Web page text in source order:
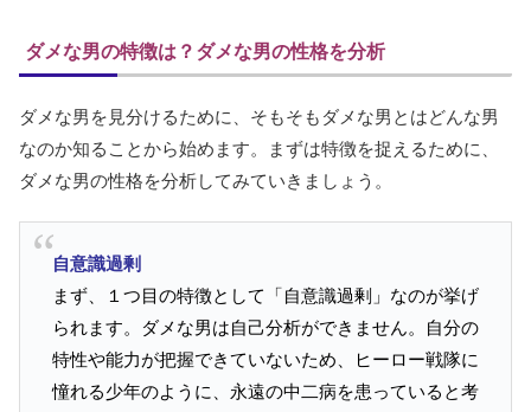
ダメな男の特徴は？ダメな男の性格を分析
ダメな男を見分けるために、そもそもダメな男とはどんな男
なのか知ることから始めます。まずは特徴を捉えるために、
ダメな男の性格を分析してみていきましょう。
自意識過剰
まず、１つ目の特徴として「自意識過剰」なのが挙げ
られます。ダメな男は自己分析ができません。自分の
特性や能力が把握できていないため、ヒーロー戦隊に
憧れる少年のように、永遠の中二病を患っていると考